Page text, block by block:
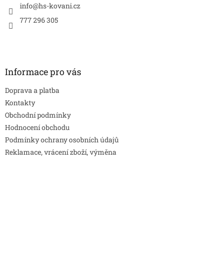
info@hs-kovani.cz
777 296 305
Informace pro vás
Doprava a platba
Kontakty
Obchodní podmínky
Hodnocení obchodu
Podmínky ochrany osobních údajů
Reklamace, vrácení zboží, výměna